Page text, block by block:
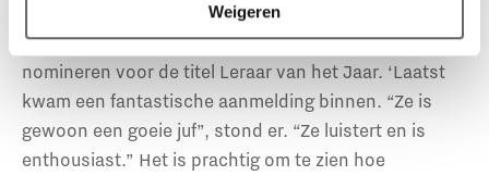
Weigeren
De aanmeldingen beginnen binnen te stromen. Tot en
met 10 juni kan iedereen zijn of haar favoriete leraar
nomineren voor de titel Leraar van het Jaar. ‘Laatst
kwam een fantastische aanmelding binnen. “Ze is
gewoon een goeie juf”, stond er. “Ze luistert en is
enthousiast.” Het is prachtig om te zien hoe